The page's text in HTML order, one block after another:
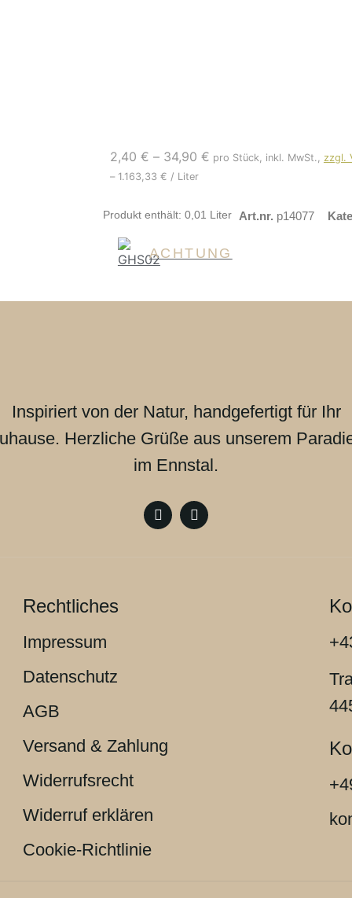
2,40 € – 34,90 € pro Stück, inkl. MwSt., zzgl.
– 1.163,33 € / Liter
Produkt enthält: 0,01 Liter Art.nr. p14077
ACHTUNG
Inspiriert von der Natur, handgefertigt für Ihr
Herzliche Grüße aus unserem
im Ennstal.
Rechtliches
Impressum
Datenschutz
AGB
Versand & Zahlung
Widerrufsrecht
Widerruf erklären
Cookie-Richtlinie